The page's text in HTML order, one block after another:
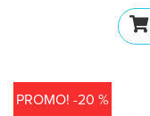
PROMO! -20 %